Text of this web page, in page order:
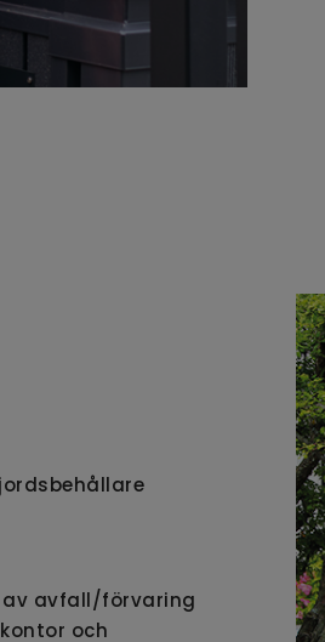
avfall/förvaring
och